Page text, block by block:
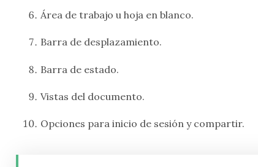
Área de trabajo u hoja en blanco.
Barra de desplazamiento.
Barra de estado.
Vistas del documento.
Opciones para inicio de sesión y compartir.